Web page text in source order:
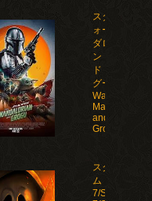
スター・ウ
ォーズ マン
ダロリア
ン・アン
ド・グロー
グー/Star
Wars: The
Mandalorian
and
Grogu(2026)
スクリー
ム
7/Scream